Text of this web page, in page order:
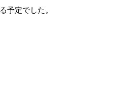
予定でした。